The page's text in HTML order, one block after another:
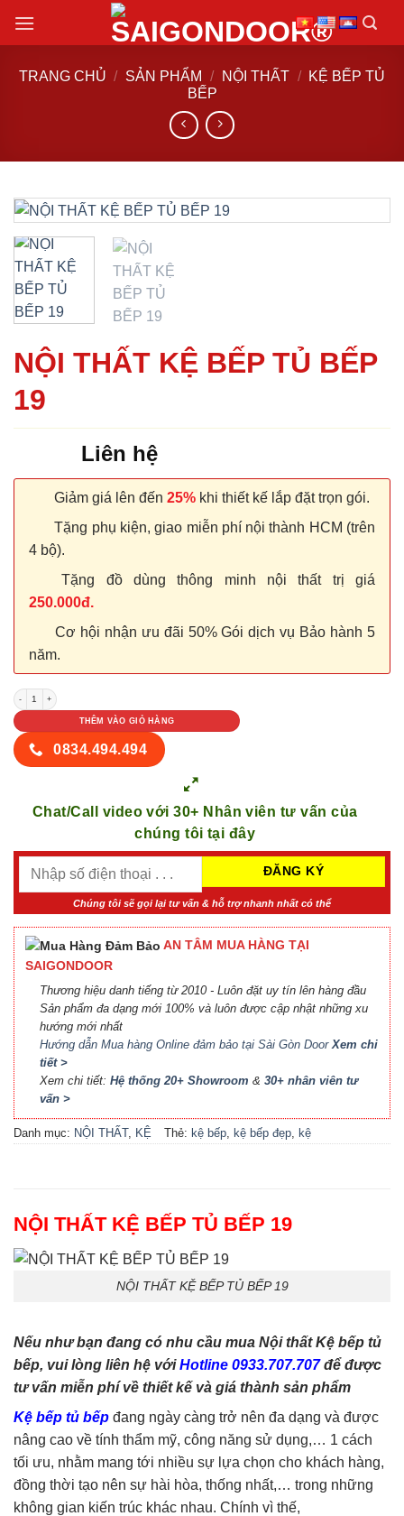
đến
dungTRANG CHỦ / SẢN PHẨM / NỘI THẤT /
KỆ BẾP TỦ
BẾP
NỘI THẤT KỆ BẾP TỦ BẾP
19
Liên hệ
Giảm giá lên đến 25% khi thiết kế lắp đặt trọn gói.
Tặng phụ kiện, giao miễn phí nội thành HCM (trên
4 bộ).
Tặng đồ dùng thông minh nội thất trị giá
250.000đ.
Cơ hội nhận ưu đãi 50% Gói dịch vụ Bảo hành 5
năm.
NỘI THẤT KỆ BẾP TỦ BẾP 19 số lượng
THÊM VÀO GIỎ HÀNG
0834.494.494
Chat/Call video với 30+ Nhân viên tư vấn của
chúng tôi tại đây
Chúng tôi sẽ gọi lại tư vấn & hỗ trợ nhanh nhất có thể
AN TÂM MUA HÀNG TẠI
SAIGONDOOR
Thương hiệu danh tiếng từ 2010 - Luôn đặt uy tín lên hàng đầu
Sản phẩm đa dạng mới 100% và luôn được cập nhật những xu
hướng mới nhất
Hướng dẫn Mua hàng Online đảm bảo tại Sài Gòn DoorXem chi
tiết >
Xem chi tiết: Hệ thống 20+ Showroom & 30+ nhân viên tư
vấn >
Danh mục: NỘI THẤT, KỆ
Thẻ: kệ bếp, kệ bếp đẹp, kệ
NỘI THẤT KỆ BẾP TỦ BẾP 19
NỘI THẤT KỆ BẾP TỦ BẾP 19
Nếu như bạn đang có nhu cầu mua Nội thất Kệ bếp tủ
bếp, vui lòng liên hệ vớiHotline 0933.707.707để được
tư vấn miễn phí về thiết kế và giá thành sản phẩm
Kệ bếp tủ bếp đang ngày càng trở nên đa dạng và được
nâng cao về tính thẩm mỹ, công năng sử dụng,… 1 cách
tối ưu, nhằm mang tới nhiều sự lựa chọn cho khách hàng,
đồng thời tạo nên sự hài hòa, thống nhất,… trong những
không gian kiến trúc khác nhau. Chính vì thế,